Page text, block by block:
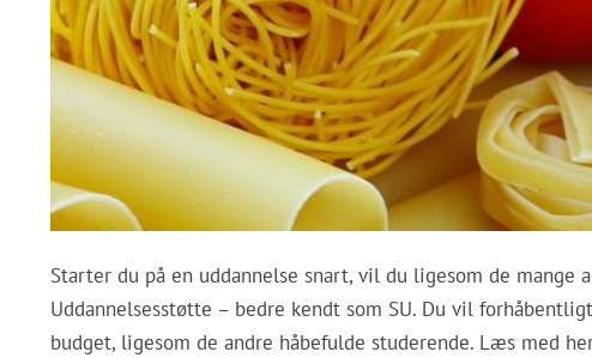
Starter du på en uddannelse snart, vil du ligesom de mange
Uddannelsesstøtte – bedre kendt som SU. Du vil
budget, ligesom de andre håbefulde studerende. Læs med